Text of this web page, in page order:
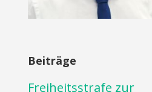
Beiträge
Freiheitsstrafe zur